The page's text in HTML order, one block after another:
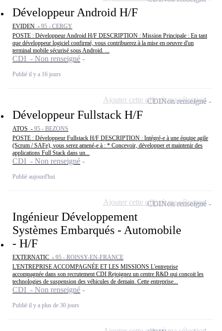
Développeur Android H/F
EVIDEN - 95 - CERGY
POSTE : Développeur Android H/F DESCRIPTION : Mission Principale : En tant
que développeur logiciel confirmé, vous contribuerez à la mise en oeuvre d'un
terminal mobile sécurisé sous Android. ...
CDI - Non renseigné
Publié il y a 16 jours
Développeur Fullstack H/F
ATOS - 95 - BEZONS
POSTE : Développeur Fullstack H/F DESCRIPTION : Intégré-e à une équipe agile
(Scrum / SAFe), vous serez amené-e à : * Concevoir, développer et maintenir des
applications Full Stack dans un...
CDI - Non renseigné
Publié aujourd'hui
CDINon renseigné
Ajouter cette offre à ma sélection
Ingénieur Développement
Systèmes Embarqués - Automobile
- H/F
EXTERNATIC - 95 - ROISSY-EN-FRANCE
L'ENTREPRISE ACCOMPAGNÉE ET LES MISSIONS L'entreprise
accompagnée dans son recrutement CDI Rejoignez un centre R&D qui conçoit les
technologies de suspension des véhicules de demain. Cette entreprise...
CDI - Non renseigné
Publié il y a plus de 30 jours
CDINon renseigné
Ajouter cette offre à ma sélection